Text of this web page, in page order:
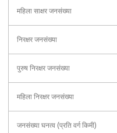
महिला साक्षर जनसंख्या
निरक्षर जनसंख्या
पुरुष निरक्षर जनसंख्या
महिला निरक्षर जनसंख्या
जनसंख्या घनत्व (प्रति वर्ग किमी)